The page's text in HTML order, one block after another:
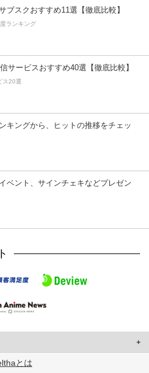
ブスクおすすめ11選【徹底比較】
ランキング
サービスおすすめ40選【徹底比較】
ス20選
キングから、ヒットの推移をチェッ
ベント、サインチェキなどプレゼン
ユーザーに合わせたコンテンツや広告の
とは